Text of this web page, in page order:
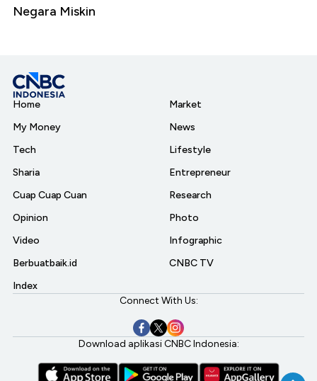
Negara Miskin
Home
My Money
Tech
Sharia
Cuap Cuap Cuan
Opinion
Video
Berbuatbaik.id
Index
Market
News
Lifestyle
Entrepreneur
Research
Photo
Infographic
CNBC TV
Connect With Us:
Download aplikasi CNBC Indonesia: